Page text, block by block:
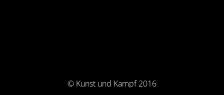
© Kunst und Kampf 2016